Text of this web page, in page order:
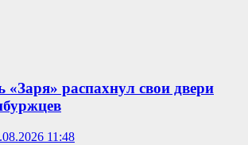
«Заря» распахнул свои двери
11:48